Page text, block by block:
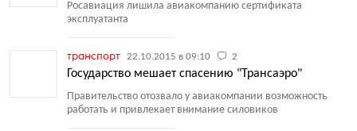
Росавиация лишила авиакомпанию сертификата
эксплуатанта
транспорт 22.10.2015 в 09:10 2
Государство мешает спасению "Трансаэро"
Правительство отозвало у авиакомпании возможность
работать и привлекает внимание силовиков